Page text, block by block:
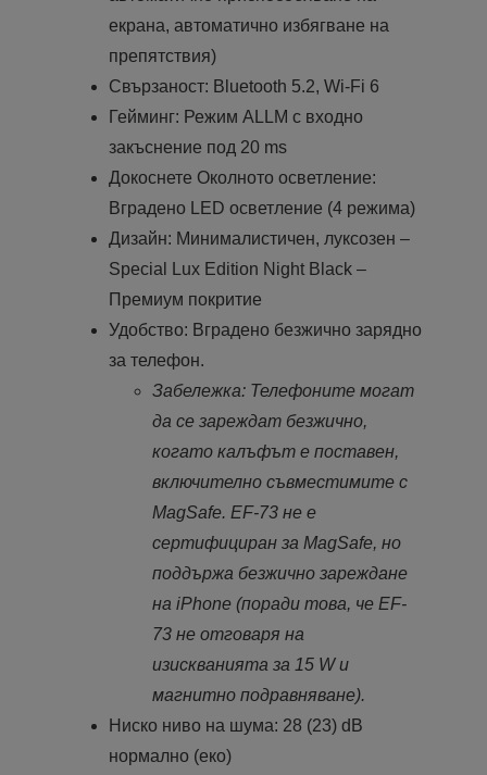
екрана, автоматично избягване на
препятствия)
Свързаност: Bluetooth 5.2, Wi-Fi 6
Гейминг: Режим ALLM с входно
закъснение под 20 ms
Докоснете Околното осветление:
Вградено LED осветление (4 режима)
Дизайн: Минималистичен, луксозен –
Special Lux Edition Night Black –
Премиум покритие
Удобство: Вградено безжично зарядно
за телефон.
Забележка: Телефоните могат
да се зареждат безжично,
когато калъфът е поставен,
включително съвместимите с
MagSafe. EF-73 не е
сертифициран за MagSafe, но
поддържа безжично зареждане
на iPhone (поради това, че EF-
73 не отговаря на
изискванията за 15 W и
магнитно подравняване).
Ниско ниво на шума: 28 (23) dB
нормално (еко)